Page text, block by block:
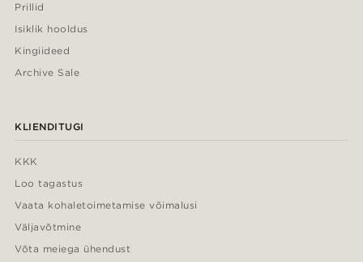
Prillid
Isiklik hooldus
Kingiideed
Archive Sale
KLIENDITUGI
KKK
Loo tagastus
Vaata kohaletoimetamise võimalusi
Väljavõtmine
Võta meiega ühendust